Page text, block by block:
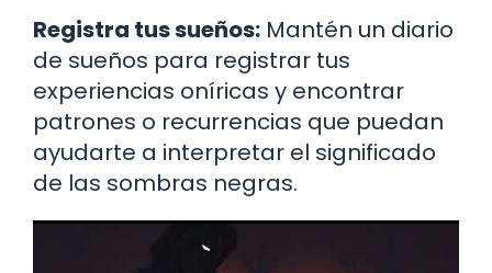
Registra tus sueños: Mantén un diario
de sueños para registrar tus
experiencias oníricas y encontrar
patrones o recurrencias que puedan
ayudarte a interpretar el significado
de las sombras negras.